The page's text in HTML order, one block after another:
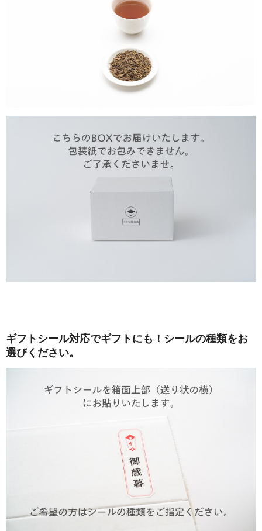
ギフトシール対応でギフトにも！シールの種類をお
選びください。